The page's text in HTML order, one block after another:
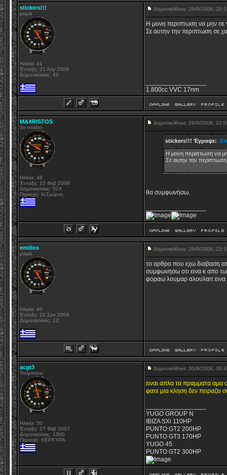
stickers!!!
μαμά
Ηλικία: 41
Ένταξη: 21 Αύγ 2008
Δημοσιεύσεις: 42
Δημοσιεύθηκε: 29/9/2008,
Η μονη περιπτωση να μην σε
Σε αυτην την περιπτωση σε
1.800cc VVC 17nm
MAXRISTOS
3ο στάδιο
Ηλικία: 48
Ένταξη: 23 Φεβ 2008
Δημοσιεύσεις: 524
Περιοχή: Ν.Σμύρνη
Δημοσιεύθηκε: 29/9/2008,
stickers!!! Έγραψε:
Η μονη περιπτωση να
Σε αυτην την περιπτωση
θα συμφωνήσω.
emilios
μαμά
Ηλικία: 40
Ένταξη: 22 Σεπ 2008
Δημοσιεύσεις: 12
Δημοσιεύθηκε: 29/9/2008,
το αρθρο που εχω διαβαση
συμφωνησω οτι εινα κ απο
φοραω λουμαρ
acgt3
Τούμπανο
Ηλικία: 50
Ένταξη: 27 Φεβ 2007
Δημοσιεύσεις: 1300
Περιοχή: ΚΕΡΚΥΡΑ
Δημοσιεύθηκε: 30/9/2008,
ειναι απλα τα πραμματα αμα
φατε μια κληση δεν πειραζει
YUGO GROUP N
IBIZA SXi 110HP
PUNTO GT2 200HP
PUNTO GT3 170HP
YUGO 45
PUNTO GT2 300HP